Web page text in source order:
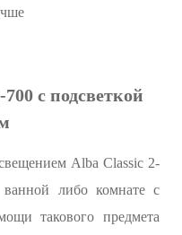
с подсветкой
Alba Classic 2-
либо комнате с
такового предмета